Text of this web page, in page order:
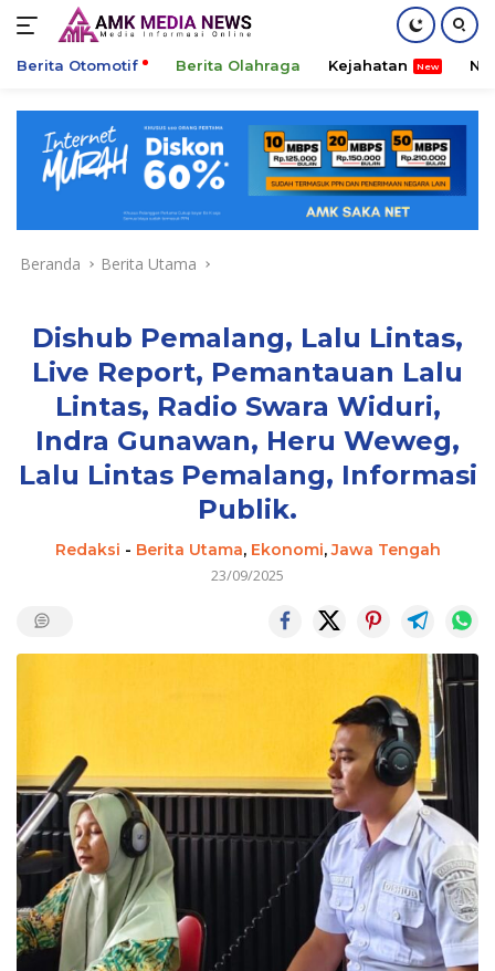
konten
Berita Otomotif Berita Olahraga Kejahatan
Beranda Berita Utama
Dishub Pemalang, Lalu Lintas,
Live Report, Pemantauan Lalu
Lintas, Radio Swara Widuri,
Indra Gunawan, Heru Weweg,
Lalu Lintas Pemalang, Informasi
Publik.
Redaksi - Berita Utama, Ekonomi,Jawa Tengah
23/09/2025